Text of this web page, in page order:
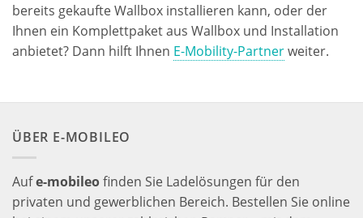
bereits gekaufte Wallbox installieren kann, oder der
Ihnen ein Komplettpaket aus Wallbox und Installation
anbietet? Dann hilft Ihnen E-Mobility-Partnerweiter.
ÜBER E-MOBILEO
Aufe-mobileofinden Sie Ladelösungen für den
privaten und gewerblichen Bereich. Bestellen Sie online